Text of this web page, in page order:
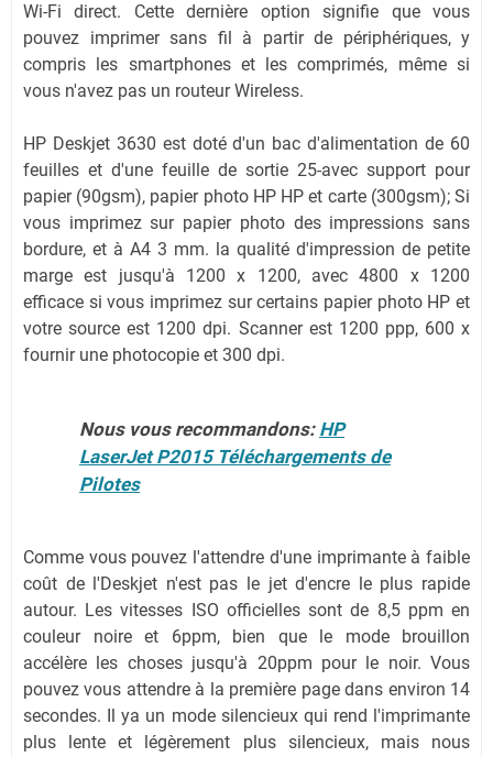
Wi-Fi direct. Cette dernière option signifie que vous
pouvez imprimer sans fil à partir de périphériques, y
compris les smartphones et les comprimés, même si
vous n'avez pas un routeur Wireless.
HP Deskjet 3630 est doté d'un bac d'alimentation de 60
feuilles et d'une feuille de sortie 25-avec support pour
papier (90gsm), papier photo HP HP et carte (300gsm); Si
vous imprimez sur papier photo des impressions sans
bordure, et à A4 3 mm. la qualité d'impression de petite
marge est jusqu'à 1200 x 1200, avec 4800 x 1200
efficace si vous imprimez sur certains papier photo HP et
votre source est 1200 dpi. Scanner est 1200 ppp, 600 x
fournir une photocopie et 300 dpi.
Nous vous recommandons: HP
LaserJet P2015 Téléchargements de
Pilotes
Comme vous pouvez l'attendre d'une imprimante à faible
coût de l'Deskjet n'est pas le jet d'encre le plus rapide
autour. Les vitesses ISO officielles sont de 8,5 ppm en
couleur noire et 6ppm, bien que le mode brouillon
accélère les choses jusqu'à 20ppm pour le noir. Vous
pouvez vous attendre à la première page dans environ 14
secondes. Il ya un mode silencieux qui rend l'imprimante
plus lente et légèrement plus silencieux, mais nous